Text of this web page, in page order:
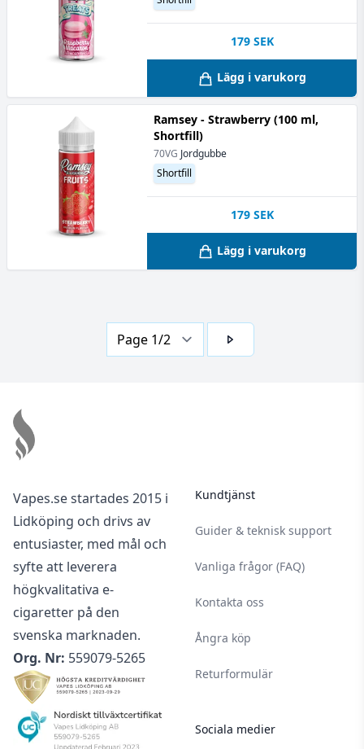
179 SEK
Lägg i varukorg
Ramsey - Strawberry (100 ml,
Shortfill)
70VG Jordgubbe
Shortfill
179 SEK
Lägg i varukorg
Vapes.se startades 2015 i
Lidköping och drivs av
entusiaster, med mål och
syfte att leverera
högkvalitativa e-
cigaretter på den
svenska marknaden.
Org. Nr: 559079-5265
Kundtjänst
Guider & teknisk support
Vanliga frågor (FAQ)
Kontakta oss
Ångra köp
Returformulär
Sociala medier